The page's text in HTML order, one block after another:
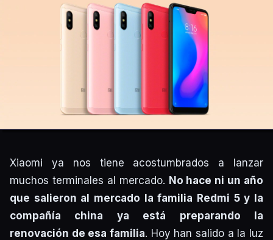
Xiaomi ya nos tiene acostumbrados a lanzar
muchos terminales al mercado. No hace ni un año
que salieron al mercado la familia Redmi 5 y la
compañía china ya está preparando la
renovación de esa familia. Hoy han salido a la luz